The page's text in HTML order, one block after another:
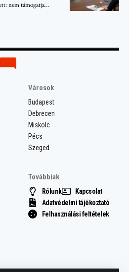
nem támogatja…
Városok
Budapest
Debrecen
Miskolc
Pécs
Szeged
Továbbiak
Rólunk
Kapcsolat
Adatvédelmi tájékoztató
Felhasználási feltételek